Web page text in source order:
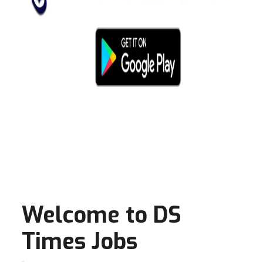
Welcome to DS
Times Jobs